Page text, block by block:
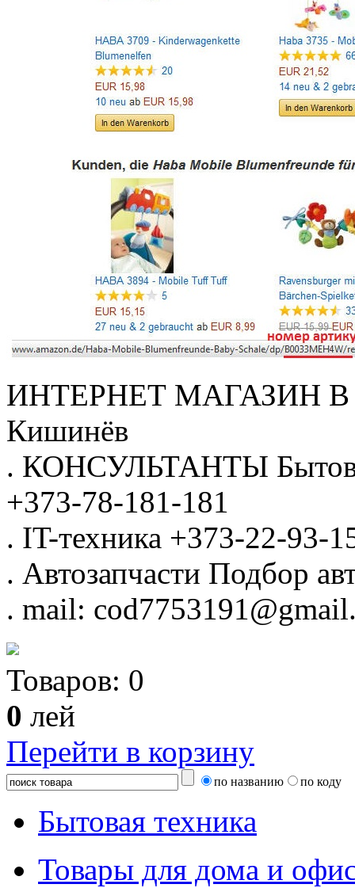
ИНТЕРНЕТ МАГАЗИН
Кишинёв
. КОНСУЛЬТАНТЫ
+373-78-181-181
. IT-техника +373-22-93-
. Автозапчасти Подбор
. mail:
Товаров: 0
0 лей
Перейти в корзину
по названию по коду
Бытовая техника
Товары для дома и